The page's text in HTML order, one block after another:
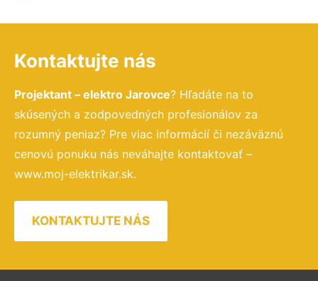
Kontaktujte nás
Projektant – elektro Jarovce? Hľadáte na to
skúsených a zodpovedných profesionálov za
rozumný peniaz? Pre viac informácií či nezáväznú
cenovú ponuku nás neváhajte kontaktovať –
www.moj-elektrikar.sk.
KONTAKTUJTE NÁS